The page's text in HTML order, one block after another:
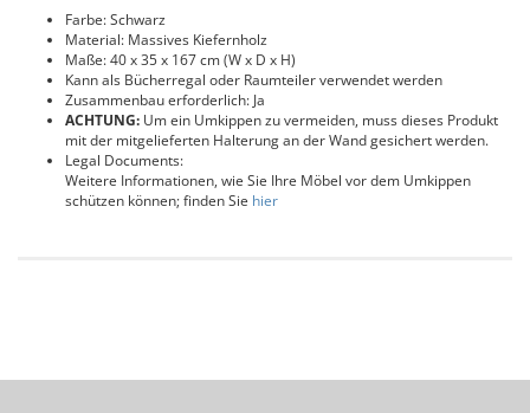
Farbe: Schwarz
Material: Massives Kiefernholz
Maße: 40 x 35 x 167 cm (W x D x H)
Kann als Bücherregal oder Raumteiler verwendet werden
Zusammenbau erforderlich: Ja
ACHTUNG: Um ein Umkippen zu vermeiden, muss dieses Produkt
mit der mitgelieferten Halterung an der Wand gesichert werden.
Legal Documents:
Weitere Informationen, wie Sie Ihre Möbel vor dem Umkippen
schützen können; finden Sie hier